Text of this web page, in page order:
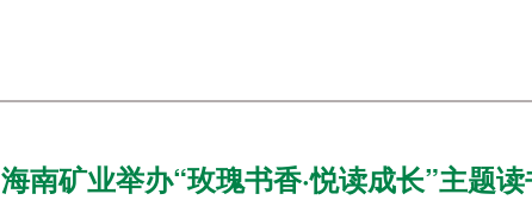
海南矿业举办“玫瑰书香·悦读成长”主题